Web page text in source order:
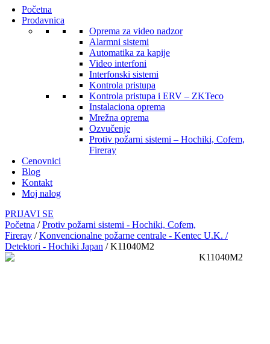
Početna
Prodavnica
Oprema za video nadzor
Alarmni sistemi
Automatika za kapije
Video interfoni
Interfonski sistemi
Kontrola pristupa
Kontrola pristupa i ERV – ZKTeco
Instalaciona oprema
Mrežna oprema
Ozvučenje
Protiv požarni sistemi – Hochiki, Cofem,
Fireray
Cenovnici
Blog
Kontakt
Moj nalog
PRIJAVI SE
Početna /Protiv požarni sistemi - Hochiki, Cofem,
Fireray /Konvencionalne požarne centrale - Kentec U.K. /
Detektori - Hochiki Japan / K11040M2